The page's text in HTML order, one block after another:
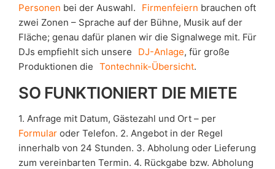
Personen bei der Auswahl. Firmenfeiern brauchen oft
zwei Zonen – Sprache auf der Bühne, Musik auf der
Fläche; genau dafür planen wir die Signalwege mit. Für
DJs empfiehlt sich unsere
DJ-Anlage, für große
Produktionen die Tontechnik-Übersicht.
SO FUNKTIONIERT DIE MIETE
1. Anfrage mit Datum, Gästezahl und Ort – per
Formular oder Telefon. 2. Angebot in der Regel
innerhalb von 24 Stunden. 3. Abholung oder Lieferung
zum vereinbarten Termin. 4. Rückgabe bzw. Abholung